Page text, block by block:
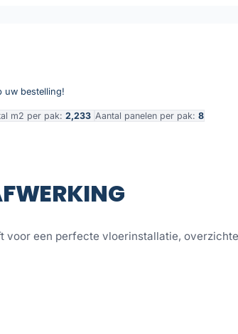
uw bestelling!
m2 per pak: 2,233 Aantal panelen per pak: 8
voor een perfecte vloerinstallatie,